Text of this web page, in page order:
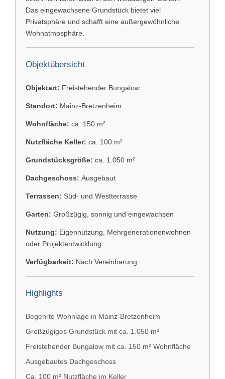
Das eingewachsene Grundstück bietet viel
Privatsphäre und schafft eine außergewöhnliche
Wohnatmosphäre.
Objektübersicht
Objektart: Freistehender Bungalow
Standort: Mainz-Bretzenheim
Wohnfläche: ca. 150 m²
Nutzfläche Keller: ca. 100 m²
Grundstücksgröße: ca. 1.050 m²
Dachgeschoss: Ausgebaut
Terrassen: Süd- und Westterrasse
Garten: Großzügig, sonnig und eingewachsen
Nutzung: Eigennutzung, Mehrgenerationenwohnen
oder Projektentwicklung
Verfügbarkeit: Nach Vereinbarung
Highlights
Begehrte Wohnlage in Mainz-Bretzenheim
Großzügiges Grundstück mit ca. 1.050 m²
Freistehender Bungalow mit ca. 150 m² Wohnfläche
Ausgebautes Dachgeschoss
Ca. 100 m² Nutzfläche im Keller